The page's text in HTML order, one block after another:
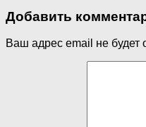
Добавить
Ваш адрес email не будет